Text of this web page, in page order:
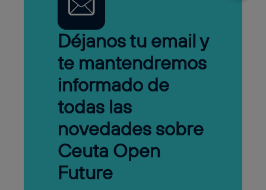
Déjanos tu email y
te mantendremos
informado de
todas las
novedades sobre
Ceuta Open
Future